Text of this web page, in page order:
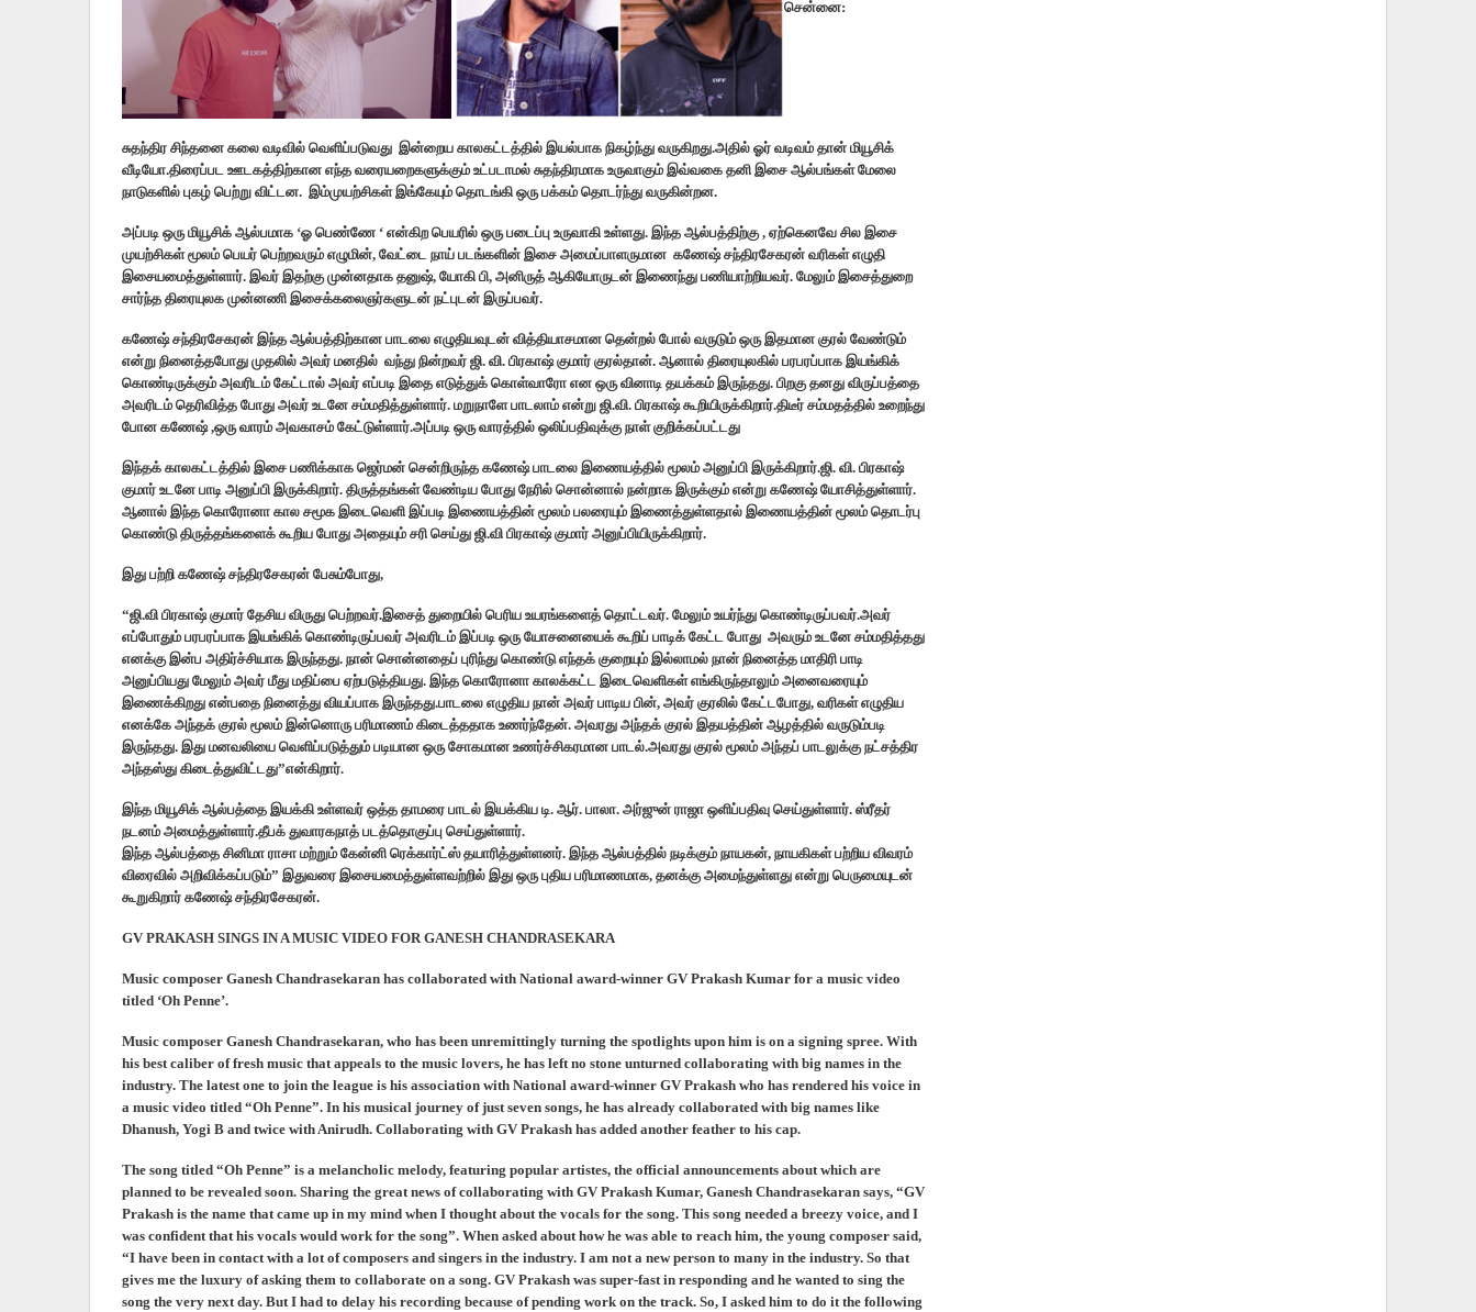
சென்னை:
சுதந்திர சிந்தனை கலை வடிவில் வெளிப்படுவது இன்றைய காலகட்டத்தில் இயல்பாக நிகழ்ந்து வருகிறது.அதில் ஓர் வடிவம் தான் மியூசிக்
வீடியோ.திரைப்பட ஊடகத்திற்கான எந்த வரையறைகளுக்கும் உட்படாமல் சுதந்திரமாக உருவாகும் இவ்வகை தனி இசை ஆல்பங்கள் மேலை
நாடுகளில் புகழ் பெற்று விட்டன. இம்முயற்சிகள் இங்கேயும் தொடங்கி ஒரு பக்கம் தொடர்ந்து வருகின்றன.
அப்படி ஒரு மியூசிக் ஆல்பமாக ‘ஓ பெண்ணே ‘ என்கிற பெயரில் ஒரு படைப்பு உருவாகி உள்ளது. இந்த ஆல்பத்திற்கு , ஏற்கெனவே சில இசை
முயற்சிகள் மூலம் பெயர் பெற்றவரும் எழுமின், வேட்டை நாய் படங்களின் இசை அமைப்பாளருமான கணேஷ் சந்திரசேகரன் வரிகள் எழுதி
இசையமைத்துள்ளார். இவர் இதற்கு முன்னதாக தனுஷ், யோகி பி, அனிருத் ஆகியோருடன் இணைந்து பணியாற்றியவர். மேலும் இசைத்துறை
சார்ந்த திரையுலக முன்னணி இசைக்கலைஞர்களுடன் நட்புடன் இருப்பவர்.
கணேஷ் சந்திரசேகரன் இந்த ஆல்பத்திற்கான பாடலை எழுதியவுடன் வித்தியாசமான தென்றல் போல் வருடும் ஒரு இதமான குரல் வேண்டும்
என்று நினைத்தபோது முதலில் அவர் மனதில் வந்து நின்றவர் ஜி. வி. பிரகாஷ் குமார் குரல்தான். ஆனால் திரையுலகில் பரபரப்பாக இயங்கிக்
கொண்டிருக்கும் அவரிடம் கேட்டால் அவர் எப்படி இதை எடுத்துக் கொள்வாரோ என ஒரு வினாடி தயக்கம் இருந்தது. பிறகு தனது விருப்பத்தை
அவரிடம் தெரிவித்த போது அவர் உடனே சம்மதித்துள்ளார். மறுநாளே பாடலாம் என்று ஜி.வி. பிரகாஷ் கூறியிருக்கிறார்.திடீர் சம்மதத்தில் உறைந்து
போன கணேஷ் ,ஒரு வாரம் அவகாசம் கேட்டுள்ளார்.அப்படி ஒரு வாரத்தில் ஒலிப்பதிவுக்கு நாள் குறிக்கப்பட்டது
இந்தக் காலகட்டத்தில் இசை பணிக்காக ஜெர்மன் சென்றிருந்த கணேஷ் பாடலை இணையத்தில் மூலம் அனுப்பி இருக்கிறார்.ஜி. வி. பிரகாஷ்
குமார் உடனே பாடி அனுப்பி இருக்கிறார். திருத்தங்கள் வேண்டிய போது நேரில் சொன்னால் நன்றாக இருக்கும் என்று கணேஷ் யோசித்துள்ளார்.
ஆனால் இந்த கொரோனா கால சமூக இடைவெளி இப்படி இணையத்தின் மூலம் பலரையும் இணைத்துள்ளதால் இணையத்தின் மூலம் தொடர்பு
கொண்டு திருத்தங்களைக் கூறிய போது அதையும் சரி செய்து ஜி.வி பிரகாஷ் குமார் அனுப்பியிருக்கிறார்.
இது பற்றி கணேஷ் சந்திரசேகரன் பேசும்போது,
“ஜி.வி பிரகாஷ் குமார் தேசிய விருது பெற்றவர்.இசைத் துறையில் பெரிய உயரங்களைத் தொட்டவர். மேலும் உயர்ந்து கொண்டிருப்பவர்.அவர்
எப்போதும் பரபரப்பாக இயங்கிக் கொண்டிருப்பவர் அவரிடம் இப்படி ஒரு யோசனையைக் கூறிப் பாடிக் கேட்ட போது அவரும் உடனே சம்மதித்தது
எனக்கு இன்ப அதிர்ச்சியாக இருந்தது. நான் சொன்னதைப் புரிந்து கொண்டு எந்தக் குறையும் இல்லாமல் நான் நினைத்த மாதிரி பாடி
அனுப்பியது மேலும் அவர் மீது மதிப்பை ஏற்படுத்தியது. இந்த கொரோனா காலக்கட்ட இடைவெளிகள் எங்கிருந்தாலும் அனைவரையும்
இணைக்கிறது என்பதை நினைத்து வியப்பாக இருந்தது.பாடலை எழுதிய நான் அவர் பாடிய பின், அவர் குரலில் கேட்டபோது, வரிகள் எழுதிய
எனக்கே அந்தக் குரல் மூலம் இன்னொரு பரிமாணம் கிடைத்ததாக உணர்ந்தேன். அவரது அந்தக் குரல் இதயத்தின் ஆழத்தில் வருடும்படி
இருந்தது. இது மனவலியை வெளிப்படுத்தும் படியான ஒரு சோகமான உணர்ச்சிகரமான பாடல்.அவரது குரல் மூலம் அந்தப் பாடலுக்கு நட்சத்திர
அந்தஸ்து கிடைத்துவிட்டது”என்கிறார்.
இந்த மியூசிக் ஆல்பத்தை இயக்கி உள்ளவர் ஒத்த தாமரை பாடல் இயக்கிய டி. ஆர். பாலா. அர்ஜுன் ராஜா ஒளிப்பதிவு செய்துள்ளார். ஸ்ரீதர்
நடனம் அமைத்துள்ளார்.தீபக் துவாரகநாத் படத்தொகுப்பு செய்துள்ளார்.
இந்த ஆல்பத்தை சினிமா ராசா மற்றும் கேன்னி ரெக்கார்ட்ஸ் தயாரித்துள்ளனர். இந்த ஆல்பத்தில் நடிக்கும் நாயகன், நாயகிகள் பற்றிய விவரம்
விரைவில் அறிவிக்கப்படும்” இதுவரை இசையமைத்துள்ளவற்றில் இது ஒரு புதிய பரிமாணமாக, தனக்கு அமைந்துள்ளது என்று பெருமையுடன்
கூறுகிறார் கணேஷ் சந்திரசேகரன்.
GV PRAKASH SINGS IN A MUSIC VIDEO FOR GANESH CHANDRASEKARA
Music composer Ganesh Chandrasekaran has collaborated with National award-winner GV Prakash Kumar for a music video
titled ‘Oh Penne’.
Music composer Ganesh Chandrasekaran, who has been unremittingly turning the spotlights upon him is on a signing spree. With
his best caliber of fresh music that appeals to the music lovers, he has left no stone unturned collaborating with big names in the
industry. The latest one to join the league is his association with National award-winner GV Prakash who has rendered his voice in
a music video titled “Oh Penne”. In his musical journey of just seven songs, he has already collaborated with big names like
Dhanush, Yogi B and twice with Anirudh. Collaborating with GV Prakash has added another feather to his cap.
The song titled “Oh Penne” is a melancholic melody, featuring popular artistes, the official announcements about which are
planned to be revealed soon. Sharing the great news of collaborating with GV Prakash Kumar, Ganesh Chandrasekaran says, “GV
Prakash is the name that came up in my mind when I thought about the vocals for the song. This song needed a breezy voice, and I
was confident that his vocals would work for the song”. When asked about how he was able to reach him, the young composer said,
“I have been in contact with a lot of composers and singers in the industry. I am not a new person to many in the industry. So that
gives me the luxury of asking them to collaborate on a song. GV Prakash was super-fast in responding and he wanted to sing the
song the very next day. But I had to delay his recording because of pending work on the track. So, I asked him to do it the following